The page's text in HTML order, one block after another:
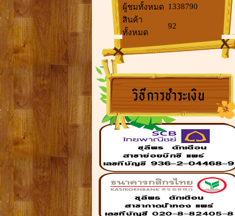
ผู้ชมทั้งหมด 1338790
สินค้า
ทั้งหมด
92